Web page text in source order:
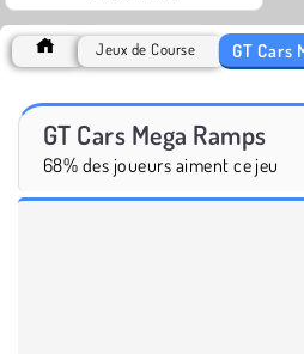
Jeux de Course GT Cars
GT Cars Mega Ramps
68% des joueurs aiment ce jeu